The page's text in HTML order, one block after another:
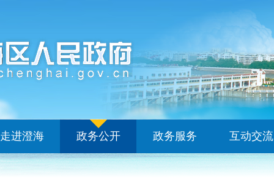
走进澄海 政务公开 政务服务 互动交流